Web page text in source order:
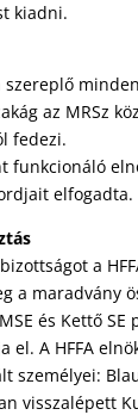
kiadni.
szereplő
az MRSz
fedezi.
funkcionáló
elfogadta.
a
a maradvány
és Kettő SE
A HFFA
személyei:
visszalépett